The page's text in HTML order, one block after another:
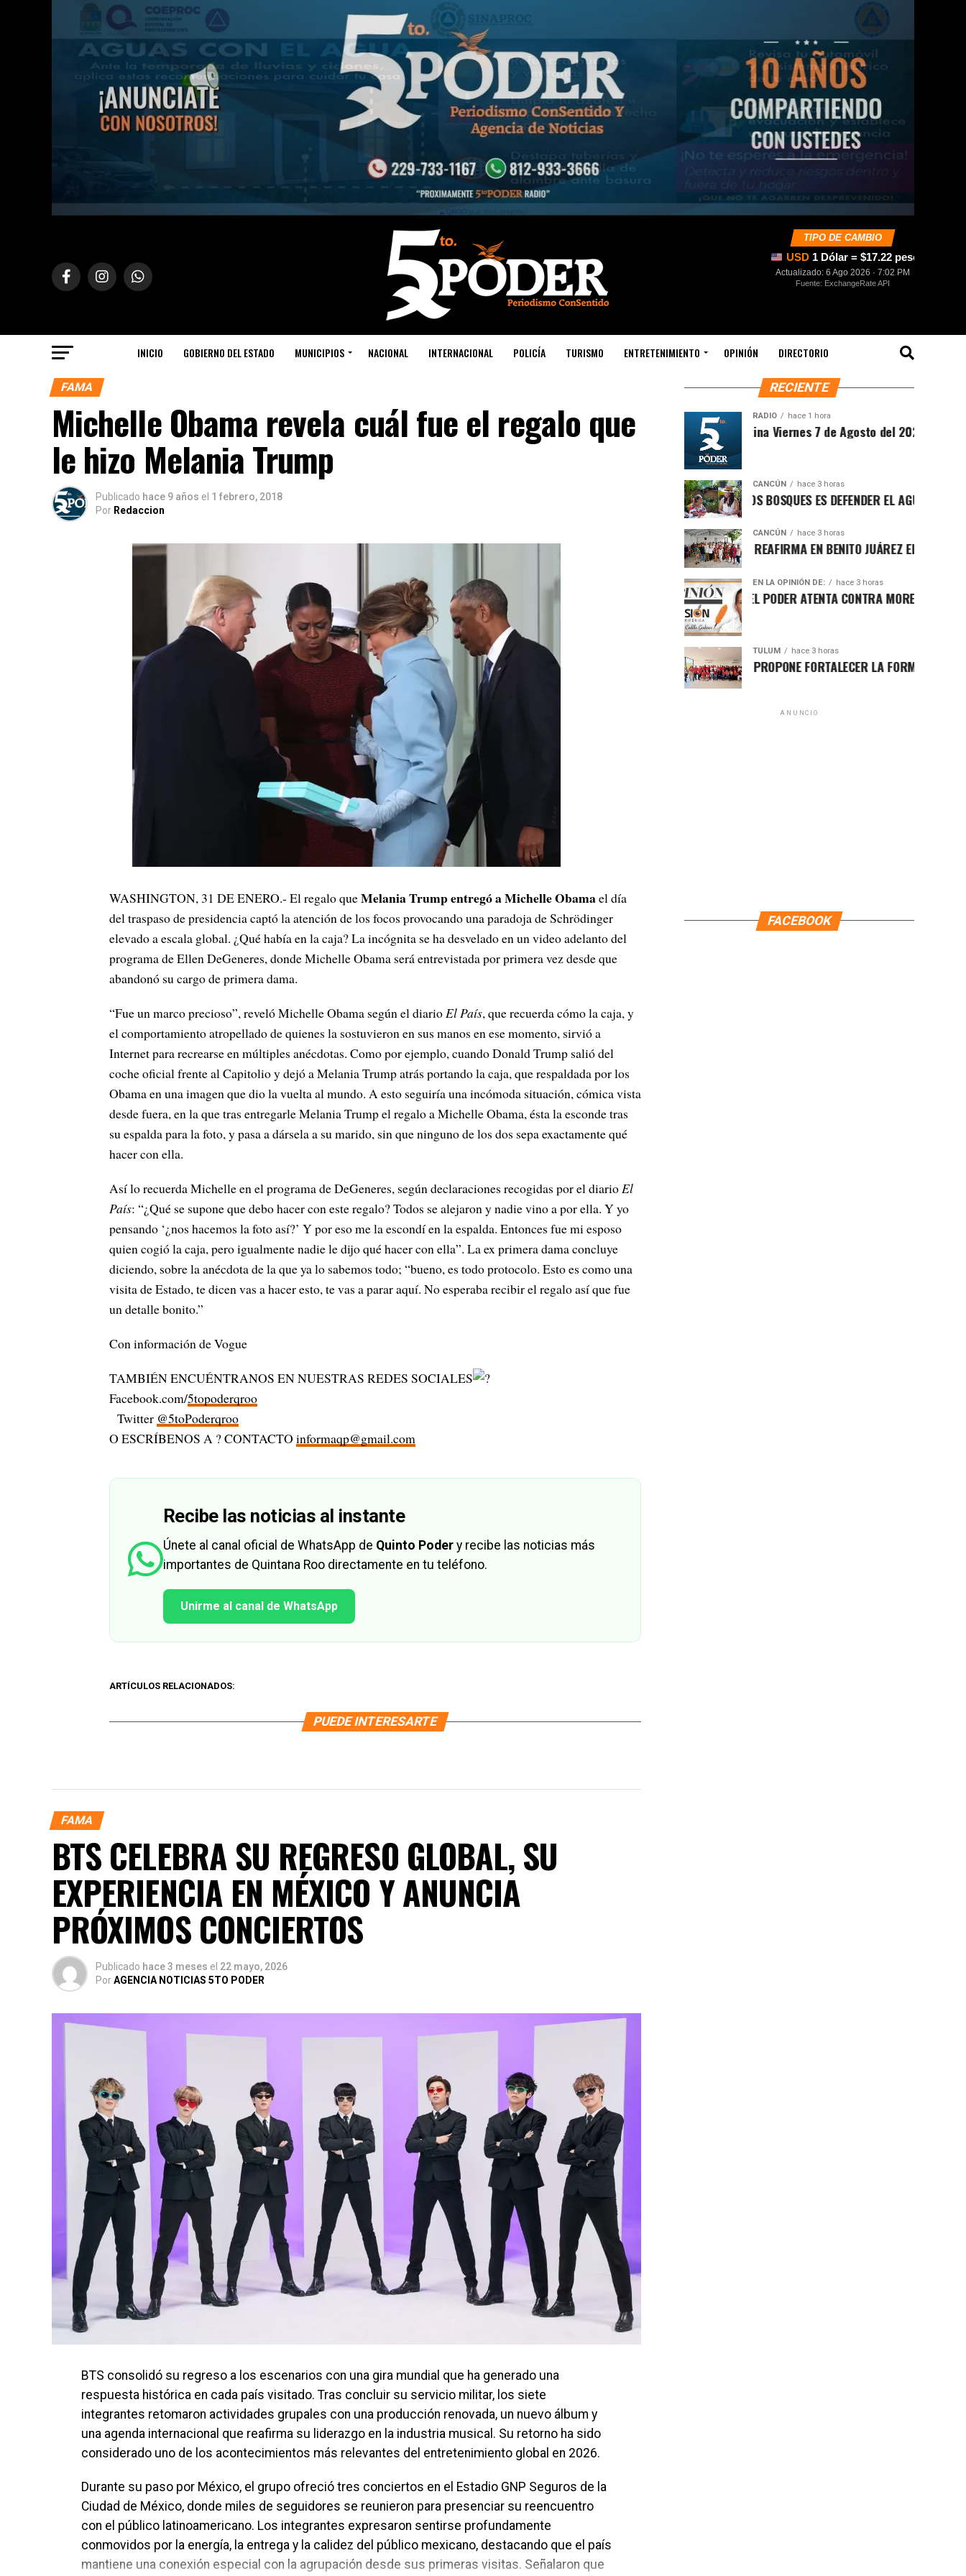
TIPO DE CAMBIO
USD 1 Dólar = $17.22 pesos
Actualizado: 6 Ago 2026 · 7:02 PM
Fuente: ExchangeRate API
INICIO GOBIERNO DEL ESTADO MUNICIPIOS NACIONAL INTERNACIONAL POLICÍA TURISMO ENTRETENIMIENTO OPINIÓN DIRECTORIO
FAMA
Michelle Obama revela cuál fue el regalo que
le hizo Melania Trump
Publicado hace 9 años el 1 febrero, 2018
Por Redaccion
WASHINGTON, 31 DE ENERO.- El regalo queMelania Trump entregó a Michelle Obamael día
del traspaso de presidencia captó la atención de los focos provocando una paradoja de Schrödinger
elevado a escala global. ¿Qué había en la caja? La incógnita se ha desvelado en un video adelanto del
programa de Ellen DeGeneres, donde Michelle Obama será entrevistada por primera vez desde que
abandonó su cargo de primera dama.
“Fue un marco precioso”, reveló Michelle Obama según el diarioEl País, que recuerda cómo la caja, y
el comportamiento atropellado de quienes la sostuvieron en sus manos en ese momento, sirvió a
Internet para recrearse en múltiples anécdotas. Como por ejemplo, cuando Donald Trump salió del
coche oficial frente al Capitolio y dejó a Melania Trump atrás portando la caja, que respaldada por los
Obama en una imagen que dio la vuelta al mundo. A esto seguiría una incómoda situación, cómica vista
desde fuera, en la que tras entregarle Melania Trump el regalo a Michelle Obama, ésta la esconde tras
su espalda para la foto, y pasa a dársela a su marido, sin que ninguno de los dos sepa exactamente qué
hacer con ella.
Así lo recuerda Michelle en el programa de DeGeneres, según declaraciones recogidas por el diarioEl
País: “¿Qué se supone que debo hacer con este regalo? Todos se alejaron y nadie vino a por ella. Y yo
pensando ‘¿nos hacemos la foto así?’ Y por eso me la escondí en la espalda. Entonces fue mi esposo
quien cogió la caja, pero igualmente nadie le dijo qué hacer con ella”. La ex primera dama concluye
diciendo, sobre la anécdota de la que ya lo sabemos todo; “bueno, es todo protocolo. Esto es como una
visita de Estado, te dicen vas a hacer esto, te vas a parar aquí. No esperaba recibir el regalo así que fue
un detalle bonito.”
Con información de Vogue
TAMBIÉN ENCUÉNTRANOS EN NUESTRAS REDES SOCIALES
Facebook.com/5topoderqroo
Twitter @5toPoderqroo
O ESCRÍBENOS A ? CONTACTO informaqp@gmail.com
Recibe las noticias al instante
Únete al canal oficial de WhatsApp de Quinto Poder y recibe las noticias más
importantes de Quintana Roo directamente en tu teléfono.
Unirme al canal de WhatsApp
ARTÍCULOS RELACIONADOS:
PUEDE INTERESARTE
FAMA
BTS CELEBRA SU REGRESO GLOBAL, SU
EXPERIENCIA EN MÉXICO Y ANUNCIA
PRÓXIMOS CONCIERTOS
Publicado hace 3 meses el 22 mayo, 2026
PorAGENCIA NOTICIAS 5TO PODER
BTS consolidó su regreso a los escenarios con una gira mundial que ha generado una
respuesta histórica en cada país visitado. Tras concluir su servicio militar, los siete
integrantes retomaron actividades grupales con una producción renovada, un nuevo álbum y
una agenda internacional que reafirma su liderazgo en la industria musical. Su retorno ha sido
considerado uno de los acontecimientos más relevantes del entretenimiento global en 2026.
Durante su paso por México, el grupo ofreció tres conciertos en el Estadio GNP Seguros de la
Ciudad de México, donde miles de seguidores se reunieron para presenciar su reencuentro
con el público latinoamericano. Los integrantes expresaron sentirse profundamente
conmovidos por la energía, la entrega y la calidez del público mexicano, destacando que el país
mantiene una conexión especial con la agrupación desde sus primeras visitas. Señalaron que
RECIENTE
RADIO hace 1 hora
Sintesis Matutina Viernes 7 de Agosto del 2026
CANCÚN hace 3 horas
PROTEGER LOS BOSQUES ES DEFENDER EL AGUA Y EL
CANCÚN hace 3 horas
RAFA MARÍN REAFIRMA EN BENITO JUÁREZ EL LLAMADO A
EN LA OPINIÓN DE: hace 3 horas
LUCHA POR EL PODER ATENTA CONTRA MORENA EN Q.ROO
TULUM hace 3 horas
HUGO ALDAY PROPONE FORTALECER LA FORMACIÓN
ANUNCIO
FACEBOOK